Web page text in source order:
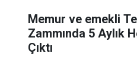
Memur ve emekli
Zammında 5 Aylık
Çıktı